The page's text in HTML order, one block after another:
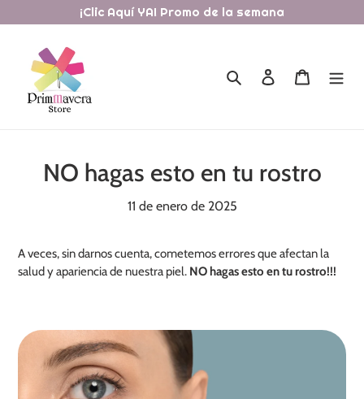
directamente
contenido
¡Clic Aquí YA! Promo de la semana
Buscar Ingresar Carrito
NO hagas esto en tu rostro
11 de enero de 2025
A veces, sin darnos cuenta, cometemos errores que afectan la
salud y apariencia de nuestra piel. NO hagas esto en tu rostro!!!